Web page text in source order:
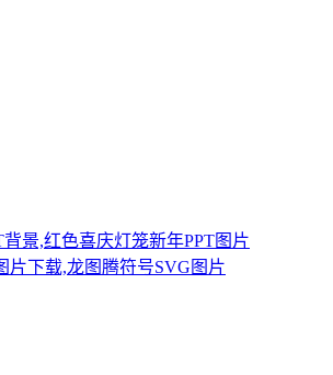
背景,红色喜庆灯笼新年PPT图片